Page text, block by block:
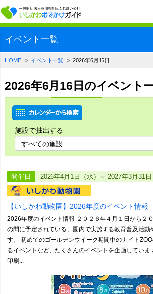
一般財
イベント一覧
HOME イベント一覧 2026年6月16日
2026年6月16日のイベント
施設で抽出する
開催日 2026年4月1日（水）～ 2027年3月31日
【いしかわ動物園】2026年度のイベント情報
2026年度のイベント情報 ２０２６年４月１日から２
の間に予定されている、園内で実施する教育普及活動
す。 初めてのゴールデンウイーク期間中のナイト
るイベントなど、たくさんのイベントを企画してい
印刷...